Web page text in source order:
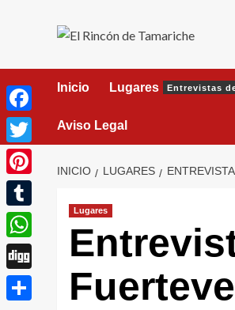
Inicio Lugares Entrevistas
Aviso Legal
INICIO LUGARES
Lugares
Facebook
Twitter
Pinterest
Tumblr
WhatsApp
Digg